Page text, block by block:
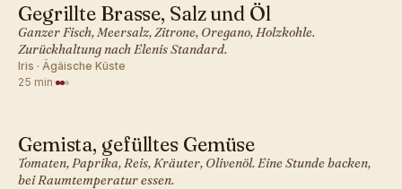
GRIECHISCH · ABENDESSEN
Gegrillte Brasse, Salz und Öl
Ganzer Fisch, Meersalz, Zitrone, Oregano, Holzkohle.
Zurückhaltung nach Elenis Standard.
Iris · Ägäische Küste
25 min·
GRIECHISCH · ABENDESSEN
Gemista, gefülltes Gemüse
Tomaten, Paprika, Reis, Kräuter, Olivenöl. Eine Stunde backen,
bei Raumtemperatur essen.